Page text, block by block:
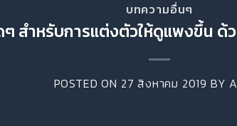
บทความอื่นๆ
ๆ สำหรับการแต่งตัวให้ดูแพงขึ้น
POSTED ON 27 สิงหาคม 2019 BY